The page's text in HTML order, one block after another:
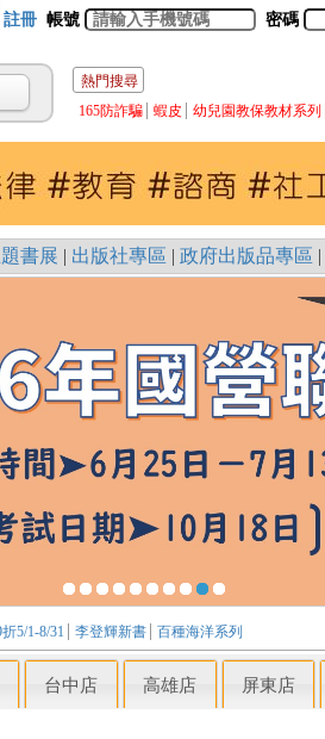
註冊 帳號 密碼
熱門搜尋
165防詐騙
蝦皮 幼兒園教保教材系列
書展 | 出版社專區 | 政府出版品專區 |
5/1-8/31 李登輝新書 百種海洋系列
台中店 高雄店 屏東店